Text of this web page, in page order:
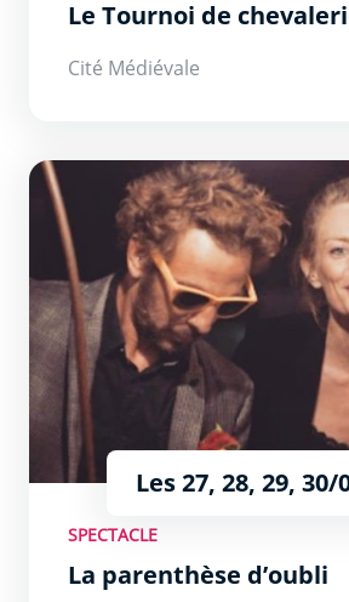
Le Tournoi de
Cité Médiévale
La parenthèse d’oubli
Les 27, 28, 29, 30/
SPECTACLE
La parenthèse d’oubli